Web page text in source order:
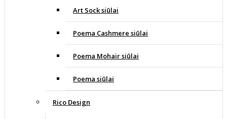
Art Sock siūlai
Poema Cashmere siūlai
Poema Mohair siūlai
Poema siūlai
Rico Design